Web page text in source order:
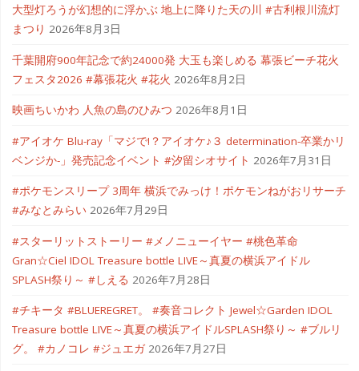
大型灯ろうが幻想的に浮かぶ 地上に降りた天の川 #古利根川流灯
まつり 2026年8月3日
千葉開府900年記念で約24000発 大玉も楽しめる 幕張ビーチ花火
フェスタ2026 #幕張花火 #花火 2026年8月2日
映画ちいかわ 人魚の島のひみつ 2026年8月1日
#アイオケ Blu-ray「マジで!？アイオケ♪３ determination-卒業かリ
ベンジか-」発売記念イベント #汐留シオサイト 2026年7月31日
#ポケモンスリープ 3周年 横浜でみっけ！ポケモンねがおリサーチ
#みなとみらい 2026年7月29日
#スターリットストーリー #メノニューイヤー #桃色革命
Gran☆Ciel IDOL Treasure bottle LIVE～真夏の横浜アイドル
SPLASH祭り～ #しえる 2026年7月28日
#チキータ #BLUEREGRET。 #奏音コレクト Jewel☆Garden IDOL
Treasure bottle LIVE～真夏の横浜アイドルSPLASH祭り～ #ブルリ
グ。 #カノコレ #ジュエガ 2026年7月27日